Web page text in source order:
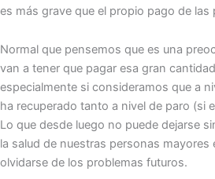
es más grave que el propio pago de las
Normal que pensemos que es una
van a tener que pagar esa gran
especialmente si consideramos que a
ha recuperado tanto a nivel de paro (si
Lo que desde luego no puede dejarse
la salud de nuestras personas mayores
olvidarse de los problemas futuros.